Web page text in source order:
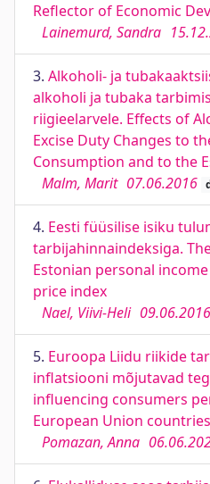
Reflector of Economic
Lainemurd, Sandra
3. Alkoholi- ja
alkoholi ja tubaka
riigieelarvele. Effects of
Excise Duty Changes to
Consumption and to the
Malm, Marit 07.06.2016
4. Eesti füüsilise isiku
tarbijahinnaindeksiga.
Estonian personal
price index
Nael, Viivi-Heli 09.06.2016
5. Euroopa Liidu riikide
inflatsiooni mõjutavad
influencing consumers
European Union countries
Pomazan, Anna